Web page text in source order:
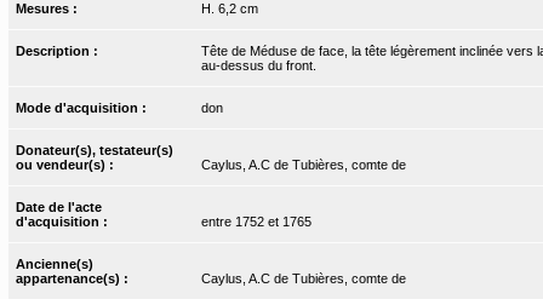
Mesures : H. 6,2 cm
Description :
Tête de Méduse de face, la tête légèrement inclinée
au-dessus du front.
Mode d'acquisition : don
Donateur(s), testateur(s)
ou vendeur(s) :
Caylus, A.C de Tubières, comte de
Date de l'acte
d'acquisition :
entre 1752 et 1765
Ancienne(s)
appartenance(s) :
Caylus, A.C de Tubières, comte de